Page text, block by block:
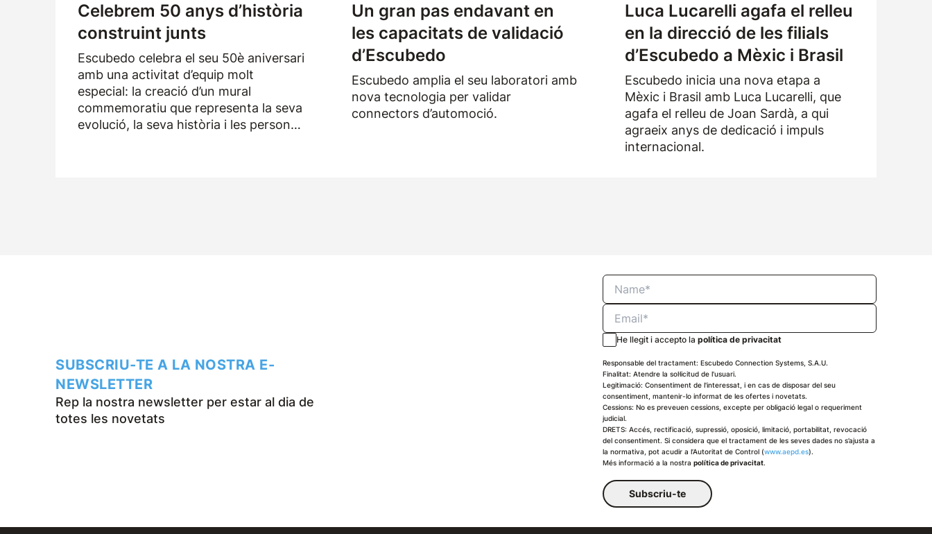
Celebrem 50 anys d’història
construint junts
Escubedo celebra el seu 50è aniversari
amb una activitat d’equip molt
especial: la creació d’un mural
commemoratiu que representa la seva
evolució, la seva història i les persones
Un gran pas endavant en
les capacitats de validació
d’Escubedo
Escubedo amplia el seu laboratori amb
nova tecnologia per validar
connectors d’automoció.
Luca Lucarelli agafa el relleu
en la direcció de les filials
d’Escubedo a Mèxic i Brasil
Escubedo inicia una nova etapa a
Mèxic i Brasil amb Luca Lucarelli, que
agafa el relleu de Joan Sardà, a qui
agraeix anys de dedicació i impuls
internacional.
SUBSCRIU-TE A LA NOSTRA E-
NEWSLETTER
Rep la nostra newsletter per estar al dia de
totes les novetats
He llegit i accepto lapolítica de privacitat
Responsable del tractament: Escubedo Connection Systems, S.A.U.
Finalitat: Atendre la sol·licitud de l'usuari.
Legitimació: Consentiment de l'interessat, i en cas de disposar del seu
consentiment, mantenir-lo informat de les ofertes i novetats.
Cessions: No es preveuen cessions, excepte per obligació legal o requeriment
judicial.
DRETS: Accés, rectificació, supressió, oposició, limitació, portabilitat, revocació
del consentiment. Si considera que el tractament de les seves dades no s’ajusta a
la normativa, pot acudir a l’Autoritat de Control (www.aepd.es).
Més informació a la nostrapolítica de privacitat.
Subscriu-te